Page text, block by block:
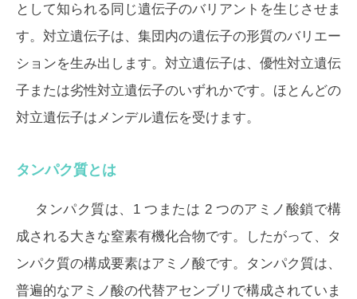
として知られる同じ遺伝子のバリアントを生じさせま
す。対立遺伝子は、集団内の遺伝子の形質のバリエー
ションを生み出します。対立遺伝子は、優性対立遺伝
子または劣性対立遺伝子のいずれかです。ほとんどの
対立遺伝子はメンデル遺伝を受けます。
タンパク質とは
タンパク質は、1 つまたは 2 つのアミノ酸鎖で構
成される大きな窒素有機化合物です。したがって、タ
ンパク質の構成要素はアミノ酸です。タンパク質は、
普遍的なアミノ酸の代替アセンブリで構成されていま